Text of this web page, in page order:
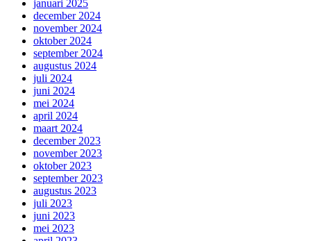
januari 2025
december 2024
november 2024
oktober 2024
september 2024
augustus 2024
juli 2024
juni 2024
mei 2024
april 2024
maart 2024
december 2023
november 2023
oktober 2023
september 2023
augustus 2023
juli 2023
juni 2023
mei 2023